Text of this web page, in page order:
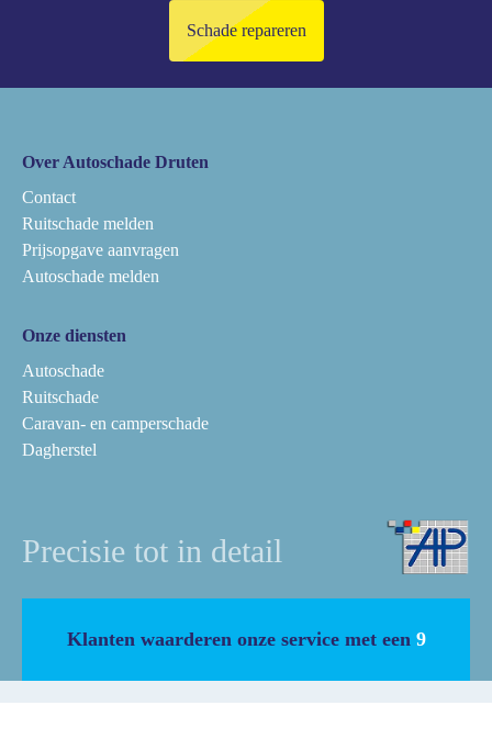
Schade repareren
Over Autoschade Druten
Contact
Ruitschade melden
Prijsopgave aanvragen
Autoschade melden
Onze diensten
Autoschade
Ruitschade
Caravan- en camperschade
Dagherstel
Precisie tot in detail
Klanten waarderen onze service met een 9